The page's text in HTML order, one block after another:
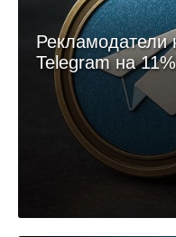
Рекламодатели
Telegram на